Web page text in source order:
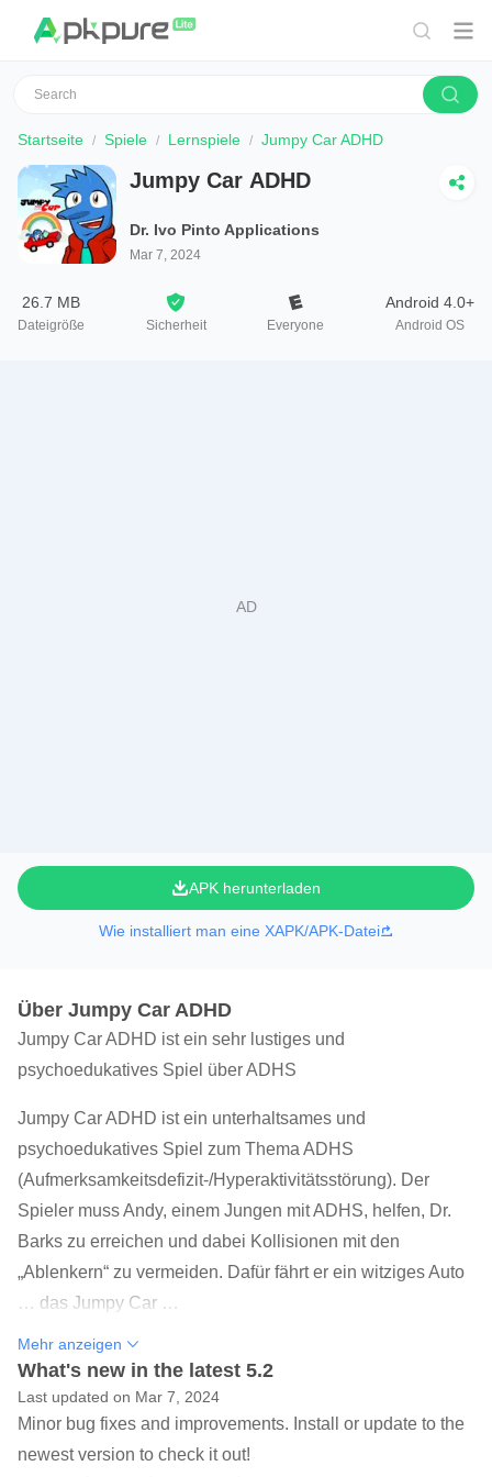
Startseite Spiele Lernspiele Jumpy Car ADHD
Jumpy Car ADHD
Dr. Ivo Pinto Applications
Mar 7, 2024
26.7 MB
Dateigröße Sicherheit Everyone
Android 4.0+
Android OS
APK herunterladen
Wie installiert man eine XAPK/APK-Datei
Über Jumpy Car ADHD
Jumpy Car ADHD ist ein sehr lustiges und
psychoedukatives Spiel über ADHS
Jumpy Car ADHD ist ein unterhaltsames und
psychoedukatives Spiel zum Thema ADHS
(Aufmerksamkeitsdefizit-/Hyperaktivitätsstörung). Der
Spieler muss Andy, einem Jungen mit ADHS, helfen, Dr.
Barks zu erreichen und dabei Kollisionen mit den
„Ablenkern“ zu vermeiden. Dafür fährt er ein witziges Auto
… das Jumpy Car …
Dieses Auto hat keine Bremsen, daher muss der Spieler
es springen lassen, um den „Ablenkern“ auszuweichen.
Die „Ablenker“ stellen die Hindernisse dar, die ADHS
verursachen kann. Hilf Andy, sie zu überwinden.
Mehr anzeigen
What's new in the latest 5.2
Last updated on Mar 7, 2024
Minor bug fixes and improvements. Install or update to the
newest version to check it out!